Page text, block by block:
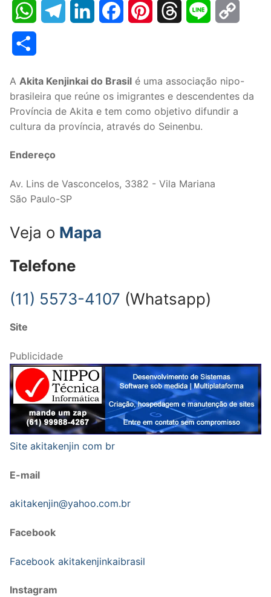
WhatsAppTelegramLinkedInFacebookPinterestThreads Line
A Akita Kenjinkai do Brasil é uma associação nipo-
brasileira que reúne os imigrantes e descendentes da
Província de Akita e tem como objetivo difundir a
cultura da província, através do Seinenbu.
Endereço
Av. Lins de Vasconcelos, 3382 - Vila Mariana
São Paulo-SP
Veja o Mapa
Telefone
(11) 5573-4107 (Whatsapp)
Site
Publicidade
Site akitakenjin com br
E-mail
akitakenjin@yahoo.com.br
Facebook
Facebook akitakenjinkaibrasil
Instagram